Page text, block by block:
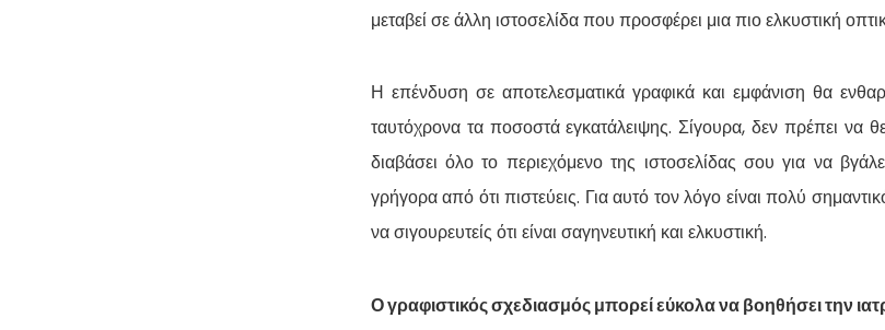
μεταβεί σε άλλη ιστοσελίδα που προσφέρει μια πιο ελκυστική
Η επένδυση σε αποτελεσματικά γραφικά και εμφάνιση θα
ταυτόχρονα τα ποσοστά εγκατάλειψης. Σίγουρα, δεν πρέπει να
διαβάσει όλο το περιεχόμενο της ιστοσελίδας σου για να
γρήγορα από ότι πιστεύεις. Για αυτό τον λόγο είναι πολύ
να σιγουρευτείς ότι είναι σαγηνευτική και ελκυστική.
Ο γραφιστικός σχεδιασμός μπορεί εύκολα να βοηθήσει την